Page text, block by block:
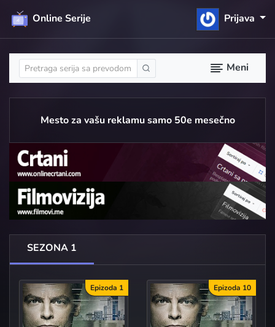
Online Serije Prijava
Meni
Mesto za vašu reklamu samo 50e mesečno
SEZONA 1
Epizoda 1 Epizoda 10